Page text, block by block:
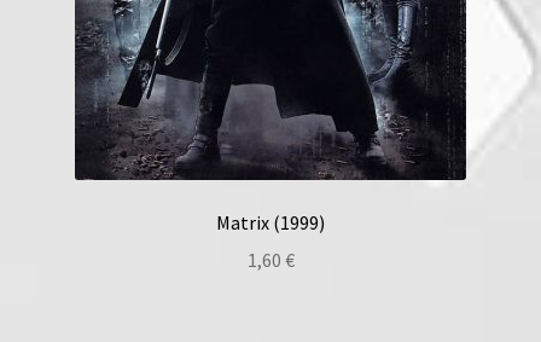
Matrix (1999)
1,60 €